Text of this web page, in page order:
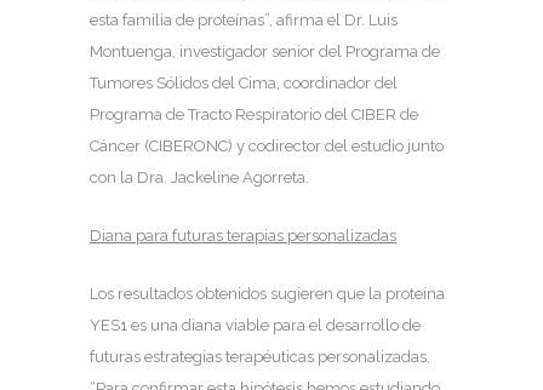
esta familia de proteínas”, afirma el Dr. Luis
Montuenga, investigador senior del Programa de
Tumores Sólidos del Cima, coordinador del
Programa de Tracto Respiratorio del CIBER de
Cáncer (CIBERONC) y codirector del estudio junto
con la Dra. Jackeline Agorreta.
Diana para futuras terapias personalizadas
Los resultados obtenidos sugieren que la proteína
YES1 es una diana viable para el desarrollo de
futuras estrategias terapéuticas personalizadas.